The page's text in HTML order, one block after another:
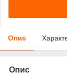
Опис
Опис